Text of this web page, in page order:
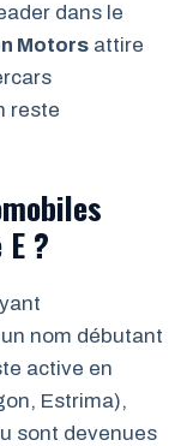
dans le
Motors attire
reste
?
nom débutant
active en
Estrima),
sont devenues